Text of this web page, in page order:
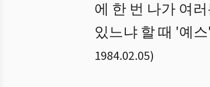
에 한 번 나가 여
있느냐 할 때 '예
1984.02.05)